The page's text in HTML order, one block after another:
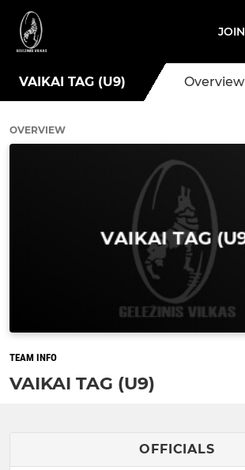
JOIN
VAIKAI TAG (U9) Overview
OVERVIEW
TEAM INFO
VAIKAI TAG (U9)
OFFICIALS